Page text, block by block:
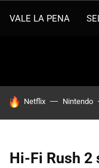
VALE LA PENA
HOY SE HABLA DE
Netflix Nintendo
Hi-Fi Rush 2